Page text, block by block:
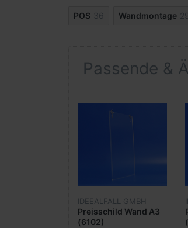
POS 36 Wandmontage 29
Passende &
IDEEALFALL GMBH
Preisschild Wand A3
(6102)